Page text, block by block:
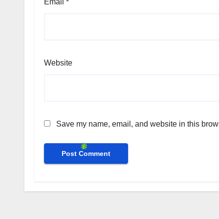
Email *
Website
Save my name, email, and website in this